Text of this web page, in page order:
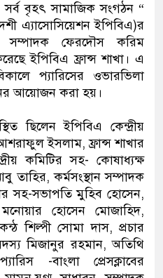
সর্ব বৃহৎ সামাজিক সংগঠন “
এ্যাসোসিয়েশন ইপিবিএ)র
সম্পাদক ফেরদৌস করিম
ইপিবিএ ফ্রান্স শাখা। এ
প্যারিসের ওভারভিলা
আয়োজন করা হয়।
ছিলেন ইপিবিএ কেন্দ্রীয়
ইসলাম, ফ্রান্স শাখার
কমিটির সহ- কোষাধ্যক্ষ
কর্মসংস্থান সম্পাদক
সহ-সভাপতি মুহিব হোসেন,
হোসেন মোজাহিদ,
শিল্পী সোমা দাস, প্রচার
মিজানুর রহমান, অতিথি
-বাংলা প্রেসক্লাবের